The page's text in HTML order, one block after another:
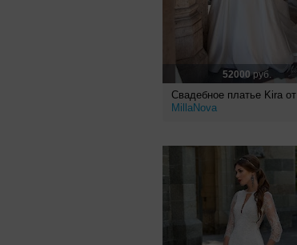
52000руб.
Свадебное платье Kira от
MillaNova